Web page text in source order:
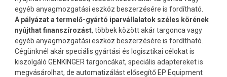
A pályázat a termelő-gyártó iparvállalatok széles körének
nyújthat finanszírozást, többek között akár targonca vagy
egyéb anyagmozgatási eszköz beszerzésére is fordítható.
Cégünknél akár speciális gyártási és logisztikai célokat is
kiszolgáló GENKINGER targoncákat, speciális adaptereket is
megvásárolhat, de automatizálást elősegítő EP Equipment